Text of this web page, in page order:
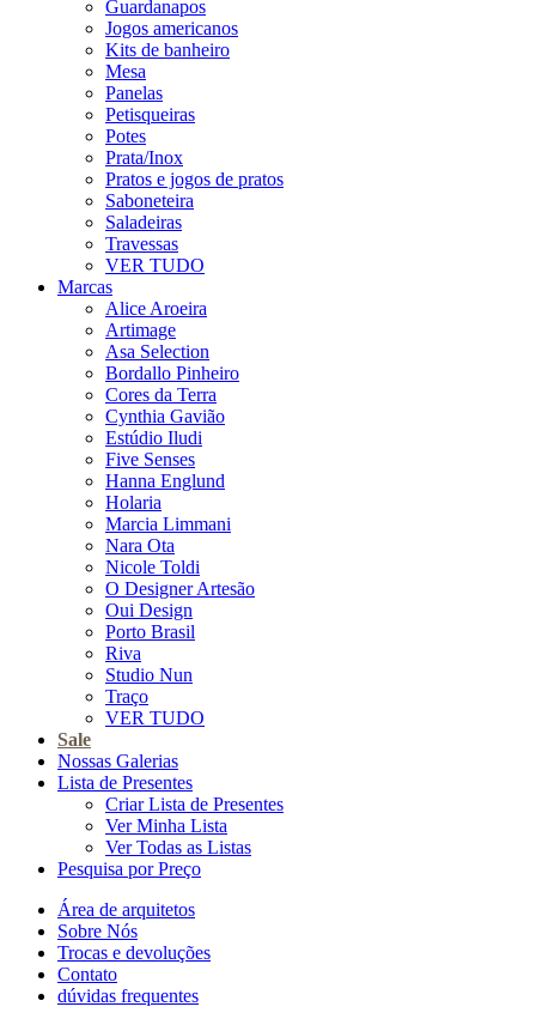
Guardanapos
Jogos americanos
Kits de banheiro
Mesa
Panelas
Petisqueiras
Potes
Prata/Inox
Pratos e jogos de pratos
Saboneteira
Saladeiras
Travessas
VER TUDO
Marcas
Alice Aroeira
Artimage
Asa Selection
Bordallo Pinheiro
Cores da Terra
Cynthia Gavião
Estúdio Iludi
Five Senses
Hanna Englund
Holaria
Marcia Limmani
Nara Ota
Nicole Toldi
O Designer Artesão
Oui Design
Porto Brasil
Riva
Studio Nun
Traço
VER TUDO
Sale
Nossas Galerias
Lista de Presentes
Criar Lista de Presentes
Ver Minha Lista
Ver Todas as Listas
Pesquisa por Preço
Área de arquitetos
Sobre Nós
Trocas e devoluções
Contato
dúvidas frequentes